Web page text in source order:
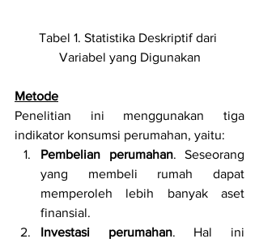
Tabel 1. Statistika Deskriptif dari
Variabel yang Digunakan
Metode
Penelitian ini menggunakan tiga
indikator konsumsi perumahan, yaitu:
Pembelian perumahan. Seseorang
yang membeli rumah dapat
memperoleh lebih banyak aset
finansial.
Investasi perumahan. Hal ini